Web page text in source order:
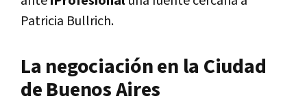
Patricia Bullrich.
La negociación en la Ciudad
de Buenos Aires